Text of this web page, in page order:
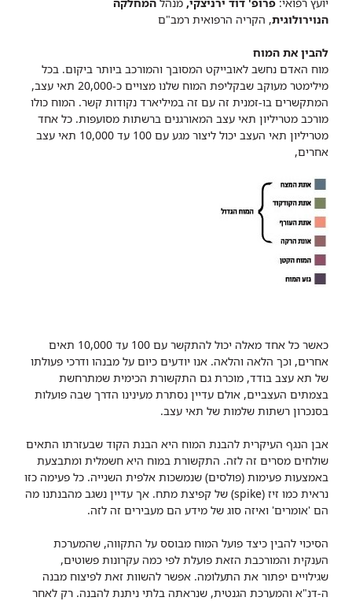
הנוירולוגית, הקריה הרפואית רמב"ם
להבין את המוח
מוח האדם נחשב לאובייקט המסובך והמורכב ביותר ביקום. בכל
מילימטר מעוקב שבקליפת המוח שלנו מצויים כ-20,000 תאי עצב,
המתקשרים בו-זמנית זה עם זה במיליארד נקודות קשר. המוח כולו
מורכב מטריליון תאי עצב המאורגנים ברשתות מסועפות. כל אחד
מטריליון תאי העצב יכול ליצור מגע עם 100 עד 10,000 תאי עצב
אחרים,
כאשר כל אחד מאלה יכול להתקשר עם 100 עד 10,000 תאים
אחרים, וכך הלאה והלאה. אנו יודעים כיום על מבנהו ודרכי פעולתו
של תא עצב בודד, מוכרת גם התקשורת הכימית שמתרחשת
בצמתים העצביים, אולם עדיין נסתרת מעינינו הדרך שבה פועלות
בסנכרון רשתות שלמות של תאי עצב.
אבן הנגף העיקרית להבנת המוח היא הבנת הקוד שבעזרתו התאים
שולחים מסרים זה לזה. התקשורת במוח היא חשמלית ומתבצעת
באמצעות פעימות (פולסים) שנמשכות אלפית השנייה. כל פעימה כזו
נראית כמו זיז (spike) של קפיצת מתח. אך עדיין נשגב מהבנתנו מה
הם 'אומרים' ואיזה סוג של מידע הם מעבירים זה לזה.
הסיכוי להבין כיצד פועל המוח מבוסס על התקווה, שהמערכת
הענקית והמורכבת הזאת פועלת לפי כמה עקרונות פשוטים,
שגילויים יפתור את התעלומה. אפשר להשוות זאת לפיצוח מבנה
ה-דנ"א והמערכת הגנטית, שנראתה בלתי ניתנת להבנה. רק לאחר